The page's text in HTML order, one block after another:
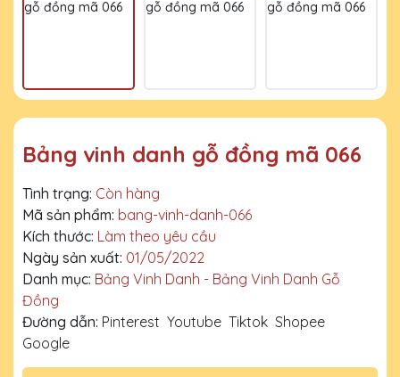
Bảng vinh danh gỗ đồng mã 066
Tình trạng: Còn hàng
Mã sản phẩm: bang-vinh-danh-066
Kích thước: Làm theo yêu cầu
Ngày sản xuất: 01/05/2022
Danh mục: Bảng Vinh Danh - Bảng Vinh Danh Gỗ
Đồng
Đường dẫn: Pinterest Youtube Tiktok Shopee
Google